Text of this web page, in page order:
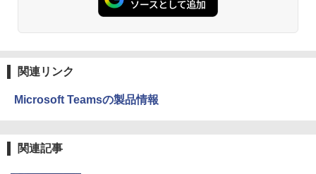
関連リンク
Microsoft Teamsの製品情報
関連記事